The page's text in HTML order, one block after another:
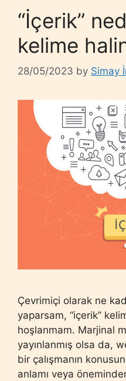
“İçerik”
kelime
28/05/2023 by Simay
Çevrimiçi olarak ne
yaparsam, “içerik”
hoşlanmam. Marjinal
yayınlanmış olsa da,
bir çalışmanın
anlamı veya